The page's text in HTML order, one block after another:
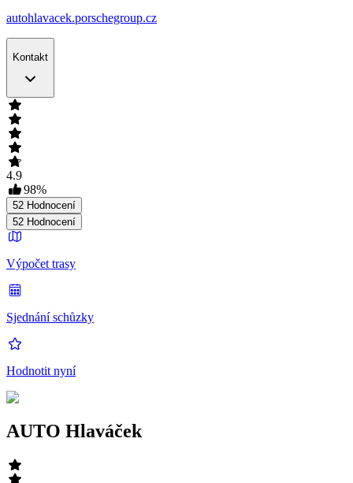
autohlavacek.porschegroup.cz
Kontakt
4.9
98%
52 Hodnocení
52 Hodnocení
Výpočet trasy
Sjednání schůzky
Hodnotit nyní
AUTO Hlaváček